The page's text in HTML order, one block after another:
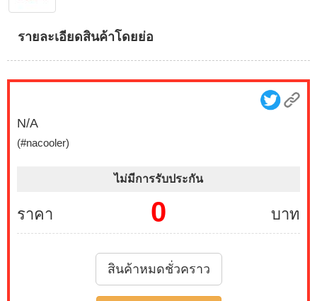
รายละเอียดสินค้าโดยย่อ
N/A
(#nacooler)
ไม่มีการรับประกัน
ราคา บาท
0
สินค้าหมดชั่วคราว